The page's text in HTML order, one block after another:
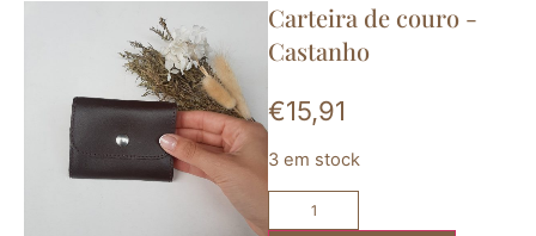
Carteira de couro -
Castanho
€15,91
3 em stock